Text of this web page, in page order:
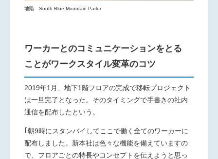
地階 South Blue Mountain Parlor
ワーカーとのコミュニケーションをとる
ことがワークスタイル変革のコツ
2019年1月、地下1階フロアの完成で移転プロジェクト
は一旦完了となった。そのタイミングで手書きの社内
通信を配布したという。
｢朝9時にスタンバイしてここで働く全てのワーカーに
配布しました。新本社は色々な機能を備えていますの
で、フロアごとの特長やコンセプトを伝えようと思っ